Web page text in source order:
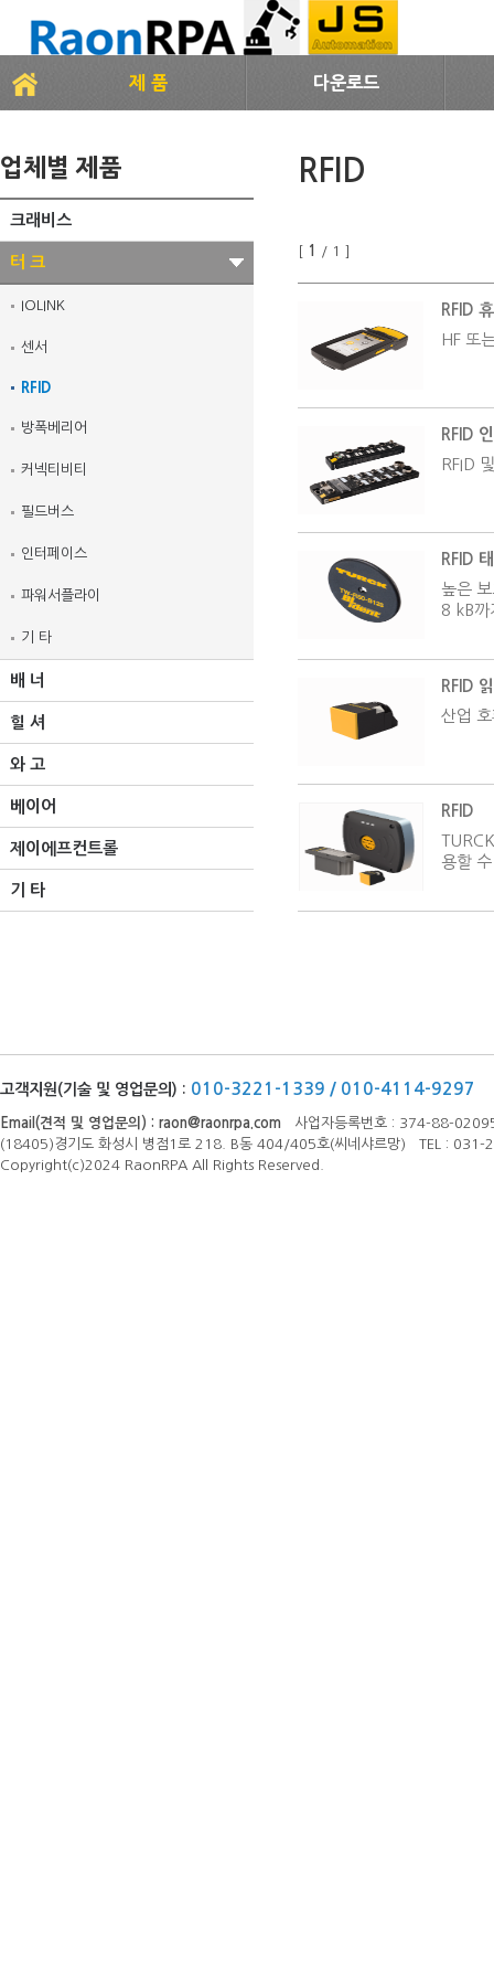
제 품 다운로드
업체별 제품
크래비스
터 크
IOLINK
센서
RFID
방폭베리어
커넥티비티
필드버스
인터페이스
파워서플라이
기 타
배 너
힐 셔
와 고
베이어
제이에프컨트롤
기 타
RFID
[ 1 / 1 ]
RFID
HF 또
RFID
RFID
RFID
높은
8 kB까
RFID
산업
RFID
용할
고객지원(기술 및 영업문의) : 010-3221-1339 / 010-4114-9297
Email(견적 및 영업문의) : raon@raonrpa.com 사업자등록번호 : 374-88-
(18405)경기도 화성시 병점1로 218. B동 404/405호(씨네샤르망) TEL :
Copyright(c)2024 RaonRPA All Rights Reserved.